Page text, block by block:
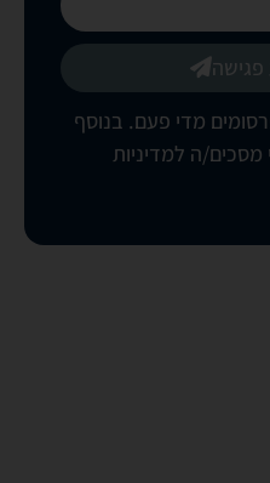
מדי פעם. בנוסף
מסכים/ה למדיניות
פגישה